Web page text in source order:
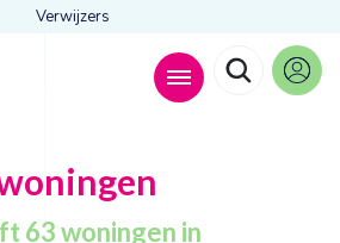
Verwijzers
63 woningen in